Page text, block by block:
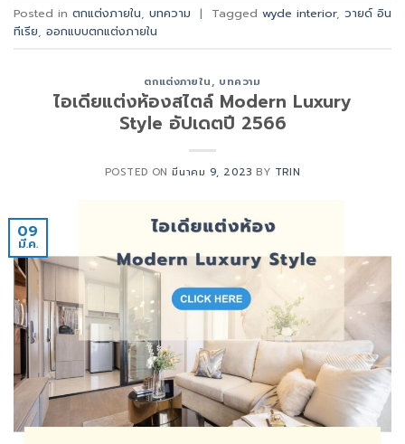
Posted in ตกแต่งภายใน, บทความ | Tagged wyde interior, วายด์ อิน
ทีเรีย, ออกแบบตกแต่งภายใน
ตกแต่งภายใน, บทความ
ไอเดียแต่งห้องสไตล์ Modern Luxury
Style อัปเดตปี 2566
POSTED ONมีนาคม 9, 2023 BY TRIN
09
มี.ค.